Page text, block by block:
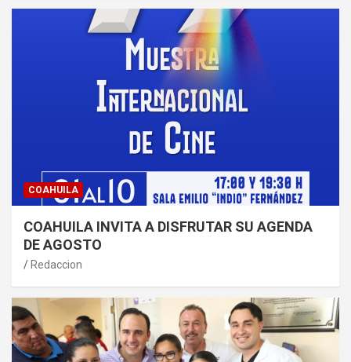
COAHUILA
COAHUILA INVITA A DISFRUTAR SU AGENDA
DE AGOSTO
Redaccion